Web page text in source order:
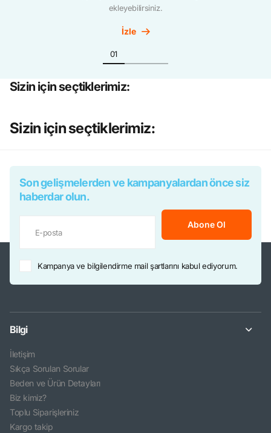
ekleyebilirsiniz.
İzle
Sizin için seçtiklerimiz:
Sizin için seçtiklerimiz:
Son gelişmelerden ve kampanyalardan önce siz
haberdar olun.
Abone Ol
Kampanya ve bilgilendirme mail şartlarını kabul ediyorum.
Bilgi
İletişim
Sıkça Sorulan Sorular
Beden ve Ürün Detayları
Biz kimiz?
Toplu Siparişleriniz
Kargo takip